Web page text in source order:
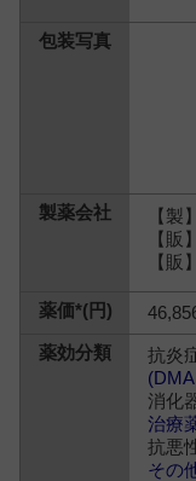
【製
【販
【販
抗炎
消化
治療
抗悪
その